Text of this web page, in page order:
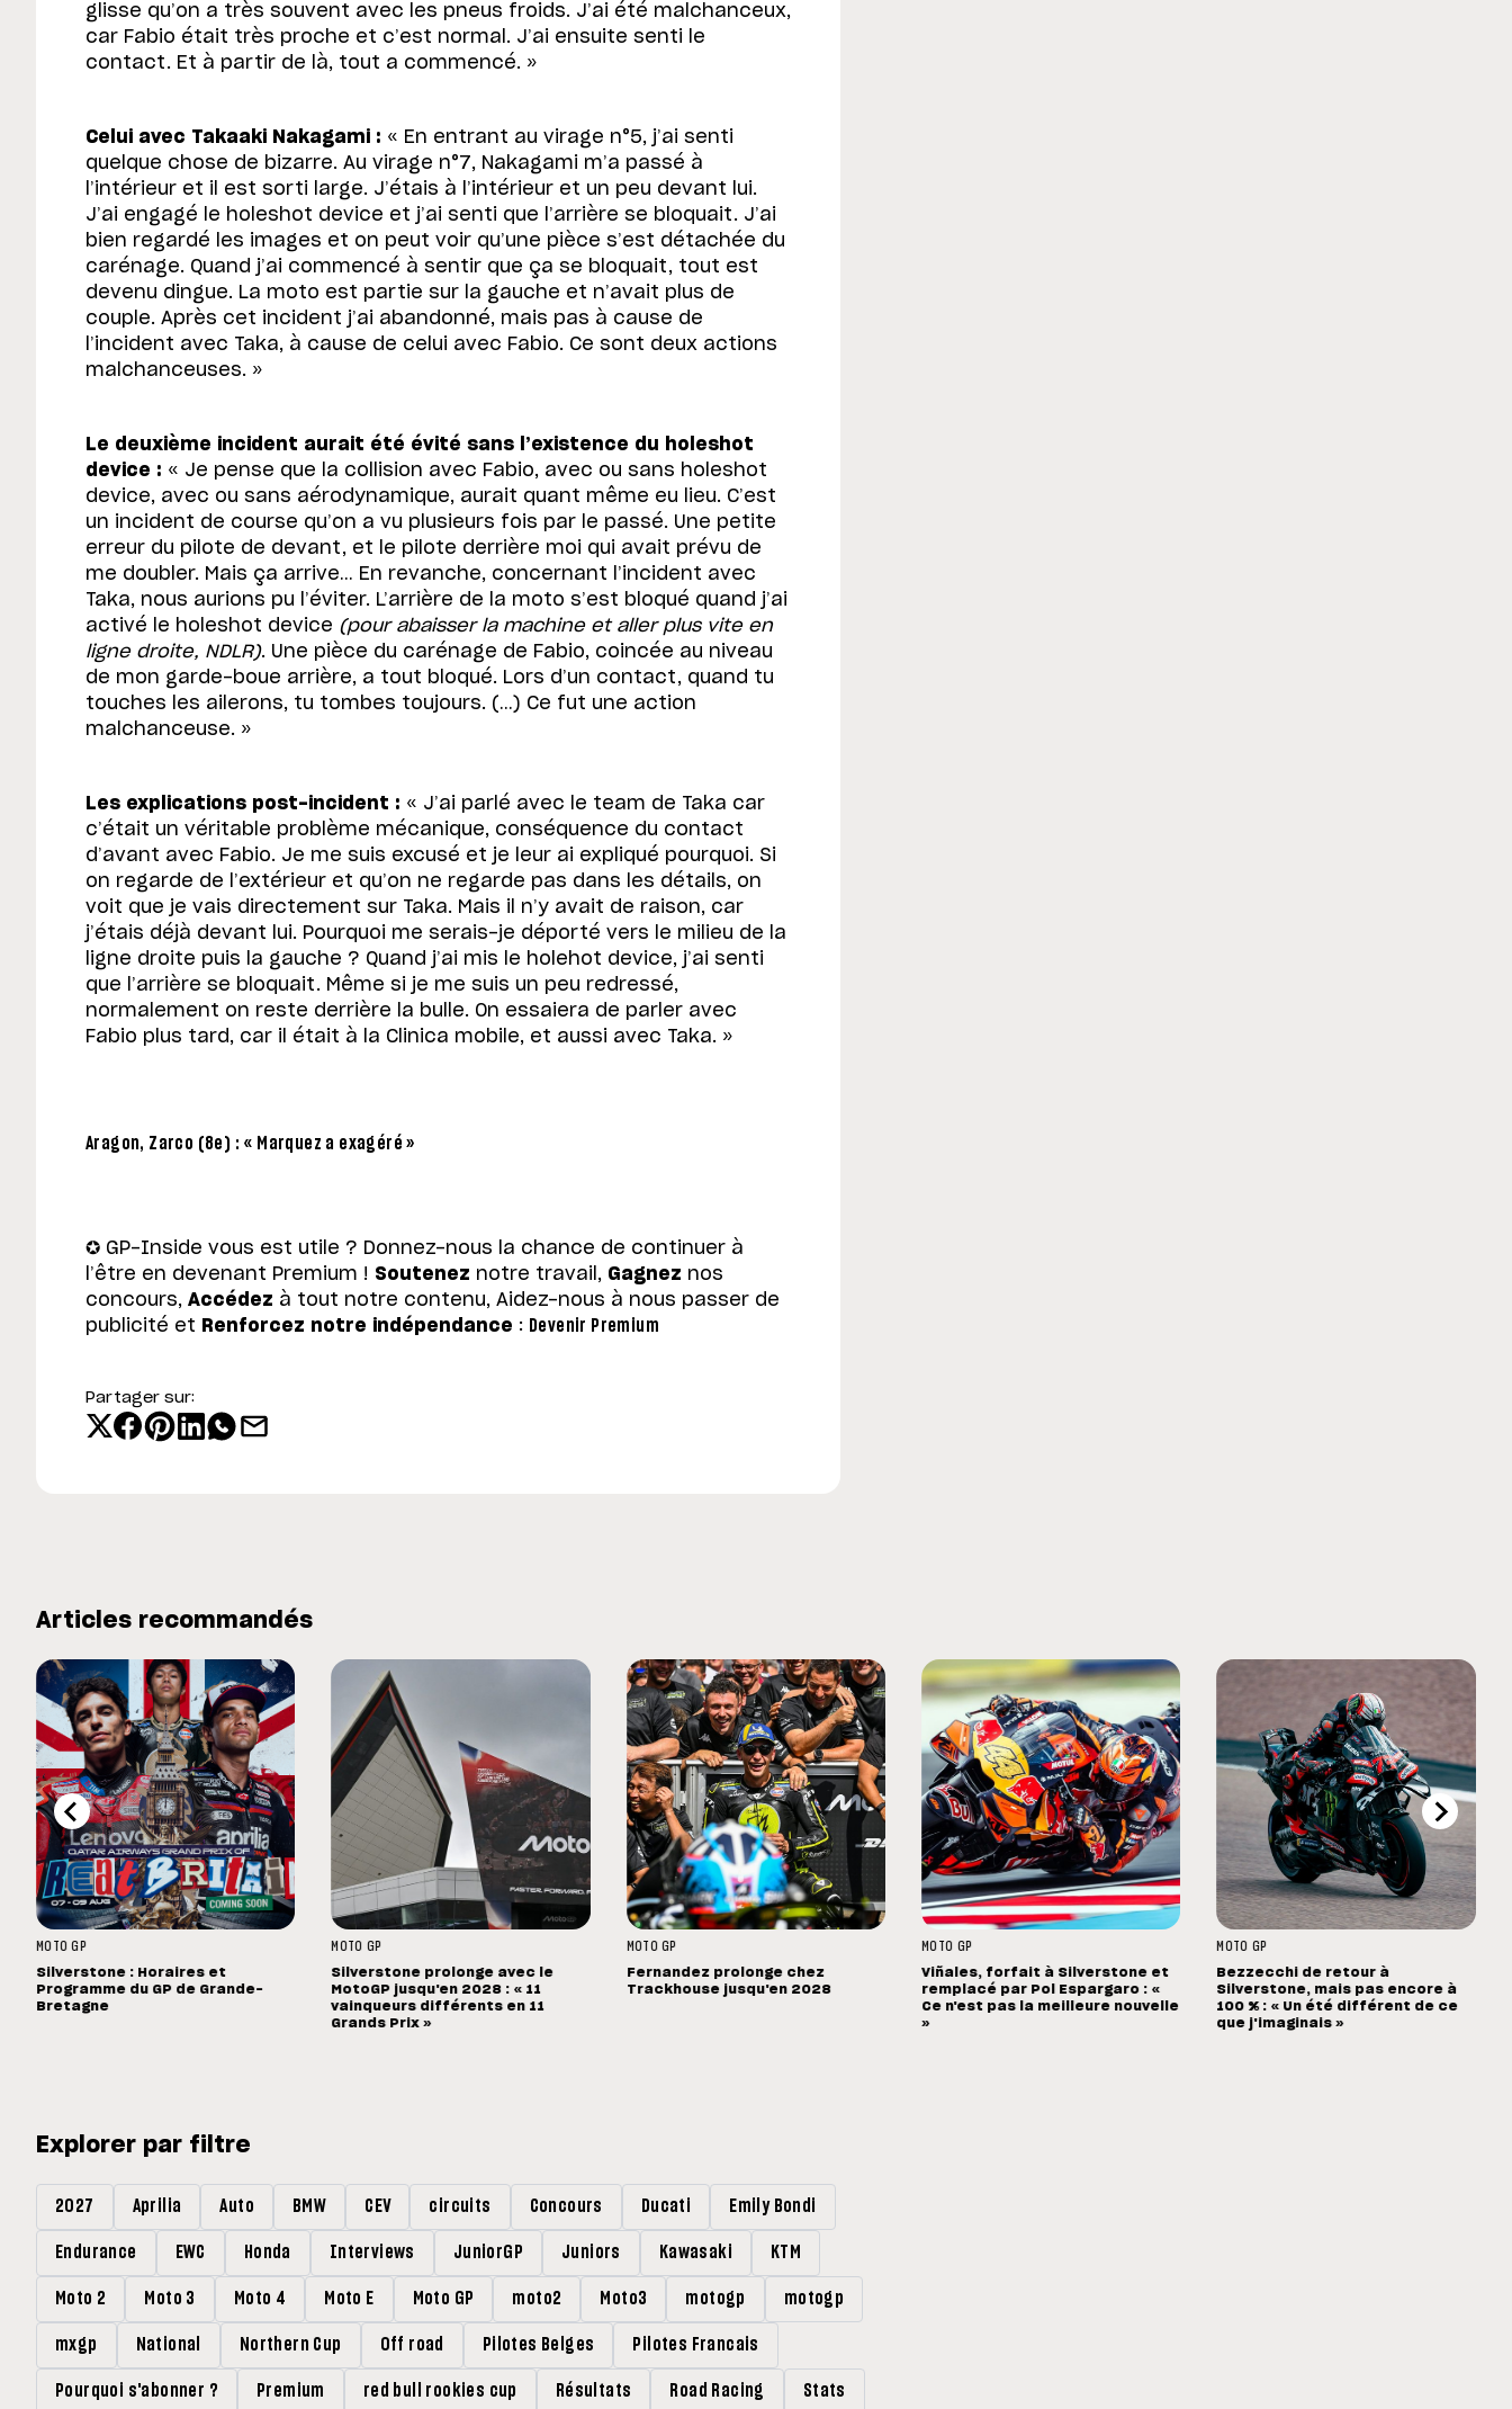
glisse qu’on a très souvent avec les pneus froids. J’ai été malchanceux,
car Fabio était très proche et c’est normal. J’ai ensuite senti le
contact. Et à partir de là, tout a commencé. »
Celui avec Takaaki Nakagami : « En entrant au virage n°5, j’ai senti
quelque chose de bizarre. Au virage n°7, Nakagami m’a passé à
l’intérieur et il est sorti large. J’étais à l’intérieur et un peu devant lui.
J’ai engagé le holeshot device et j’ai senti que l’arrière se bloquait. J’ai
bien regardé les images et on peut voir qu’une pièce s’est détachée du
carénage. Quand j’ai commencé à sentir que ça se bloquait, tout est
devenu dingue. La moto est partie sur la gauche et n’avait plus de
couple. Après cet incident j’ai abandonné, mais pas à cause de
l’incident avec Taka, à cause de celui avec Fabio. Ce sont deux actions
malchanceuses. »
Le deuxième incident aurait été évité sans l’existence du holeshot
device : « Je pense que la collision avec Fabio, avec ou sans holeshot
device, avec ou sans aérodynamique, aurait quant même eu lieu. C’est
un incident de course qu’on a vu plusieurs fois par le passé. Une petite
erreur du pilote de devant, et le pilote derrière moi qui avait prévu de
me doubler. Mais ça arrive… En revanche, concernant l’incident avec
Taka, nous aurions pu l’éviter. L’arrière de la moto s’est bloqué quand j’ai
activé le holeshot device (pour abaisser la machine et aller plus vite en
ligne droite, NDLR). Une pièce du carénage de Fabio, coincée au niveau
de mon garde-boue arrière, a tout bloqué. Lors d’un contact, quand tu
touches les ailerons, tu tombes toujours. (…) Ce fut une action
malchanceuse. »
Les explications post-incident : « J’ai parlé avec le team de Taka car
c’était un véritable problème mécanique, conséquence du contact
d’avant avec Fabio. Je me suis excusé et je leur ai expliqué pourquoi. Si
on regarde de l’extérieur et qu’on ne regarde pas dans les détails, on
voit que je vais directement sur Taka. Mais il n’y avait de raison, car
j’étais déjà devant lui. Pourquoi me serais-je déporté vers le milieu de la
ligne droite puis la gauche ? Quand j’ai mis le holehot device, j’ai senti
que l’arrière se bloquait. Même si je me suis un peu redressé,
normalement on reste derrière la bulle. On essaiera de parler avec
Fabio plus tard, car il était à la Clinica mobile, et aussi avec Taka. »
Aragon, Zarco (8e) : « Marquez a exagéré »
✪ GP-Inside vous est utile ? Donnez-nous la chance de continuer à
l’être en devenant Premium ! Soutenez notre travail, Gagnez nos
concours, Accédez à tout notre contenu, Aidez-nous à nous passer de
publicité et Renforcez notre indépendance : Devenir Premium
Partager sur:
Articles recommandés
MOTO GP
Silverstone : Horaires et
Programme du GP de Grande-
Bretagne
MOTO GP
Silverstone prolonge avec le
MotoGP jusqu'en 2028 : « 11
vainqueurs différents en 11
Grands Prix »
MOTO GP
Fernandez prolonge chez
Trackhouse jusqu'en 2028
MOTO GP
Viñales, forfait à Silverstone et
remplacé par Pol Espargaro : «
Ce n'est pas la meilleure nouvelle
»
MOTO GP
Bezzecchi de retour à
Silverstone, mais pas encore à
100 % : « Un été différent de ce
que j'imaginais »
Explorer par filtre
2027 Aprilia Auto BMW CEV circuits Concours Ducati Emily Bondi
Endurance EWC Honda Interviews JuniorGP Juniors Kawasaki KTM
Moto 2 Moto 3 Moto 4 Moto E Moto GP moto2 Moto3 motogp motogp
mxgp National Northern Cup Off road Pilotes Belges Pilotes Francais
Pourquoi s'abonner ? Premium red bull rookies cup Résultats Road Racing Stats